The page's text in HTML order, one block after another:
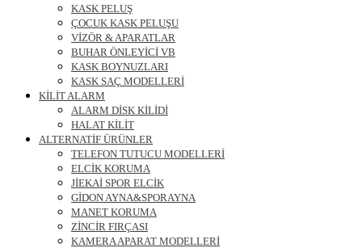
KASK PELUŞ
ÇOCUK KASK PELUŞU
VİZÖR & APARATLAR
BUHAR ÖNLEYİCİ VB
KASK BOYNUZLARI
KASK SAÇ MODELLERİ
KİLİT ALARM
ALARM DİSK KİLİDİ
HALAT KİLİT
ALTERNATİF ÜRÜNLER
TELEFON TUTUCU MODELLERİ
ELCİK KORUMA
JİEKAİ SPOR ELCİK
GİDON AYNA&SPORAYNA
MANET KORUMA
ZİNCİR FIRÇASI
KAMERA APARAT MODELLERİ